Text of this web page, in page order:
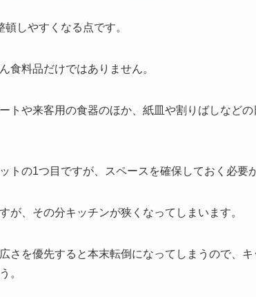
しやすくなる点です。
食料品だけではありません。
トや来客用の食器のほか、紙皿や割りばしなど
トの1つ目ですが、スペースを確保しておく必要
が、その分キッチンが狭くなってしまいます。
さを優先すると本末転倒になってしまうので、
。